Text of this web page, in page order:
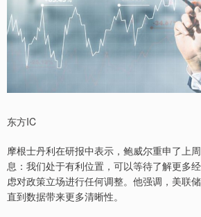
东方IC
摩根士丹利在研报中表示，鲍威尔重申了上
息：我们处于有利位置，可以等待了解更多
虑对政策立场进行任何调整。他强调，美联
直到数据带来更多清晰性。